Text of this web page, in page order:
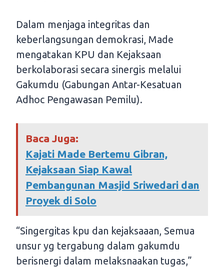
Dalam menjaga integritas dan
keberlangsungan demokrasi, Made
mengatakan KPU dan Kejaksaan
berkolaborasi secara sinergis melalui
Gakumdu (Gabungan Antar-Kesatuan
Adhoc Pengawasan Pemilu).
Baca Juga:
Kajati Made Bertemu Gibran,
Kejaksaan Siap Kawal
Pembangunan Masjid Sriwedari dan
Proyek di Solo
“Singergitas kpu dan kejaksaaan, Semua
unsur yg tergabung dalam gakumdu
berisnergi dalam melaksnaakan tugas,”